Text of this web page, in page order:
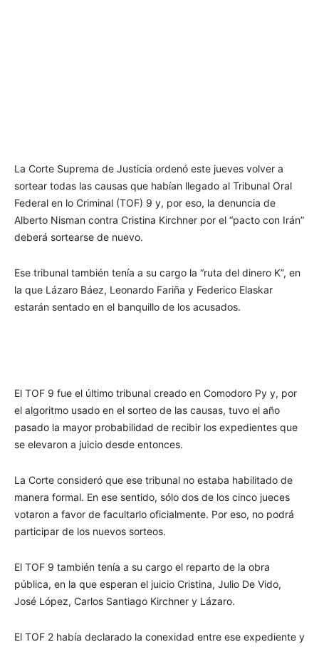
La Corte Suprema de Justicia ordenó este jueves volver a
sortear todas las causas que habían llegado al Tribunal Oral
Federal en lo Criminal (TOF) 9 y, por eso, la denuncia de
Alberto Nisman contra Cristina Kirchner por el “pacto con Irán”
deberá sortearse de nuevo.
Ese tribunal también tenía a su cargo la “ruta del dinero K”, en
la que Lázaro Báez, Leonardo Fariña y Federico Elaskar
estarán sentado en el banquillo de los acusados.
El TOF 9 fue el último tribunal creado en Comodoro Py y, por
el algoritmo usado en el sorteo de las causas, tuvo el año
pasado la mayor probabilidad de recibir los expedientes que
se elevaron a juicio desde entonces.
La Corte consideró que ese tribunal no estaba habilitado de
manera formal. En ese sentido, sólo dos de los cinco jueces
votaron a favor de facultarlo oficialmente. Por eso, no podrá
participar de los nuevos sorteos.
El TOF 9 también tenía a su cargo el reparto de la obra
pública, en la que esperan el juicio Cristina, Julio De Vido,
José López, Carlos Santiago Kirchner y Lázaro.
El TOF 2 había declarado la conexidad entre ese expediente y